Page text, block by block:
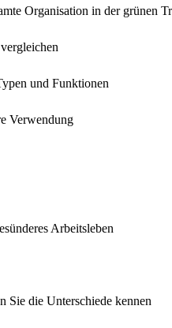
Organisation in der grünen
und Funktionen
Verwendung
Arbeitsleben
Sie die Unterschiede kennen